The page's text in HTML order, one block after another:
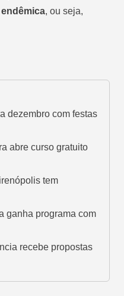
, ou seja,
dezembro com festas
abre curso gratuito
tem
ganha programa com
recebe propostas